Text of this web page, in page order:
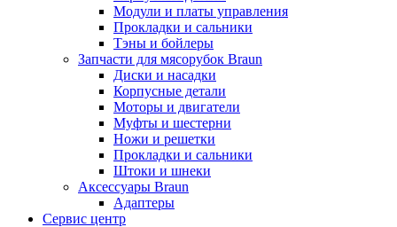
Модули и платы управления
Прокладки и сальники
Тэны и бойлеры
Запчасти для мясорубок Braun
Диски и насадки
Корпусные детали
Моторы и двигатели
Муфты и шестерни
Ножи и решетки
Прокладки и сальники
Штоки и шнеки
Аксессуары Braun
Адаптеры
Сервис центр